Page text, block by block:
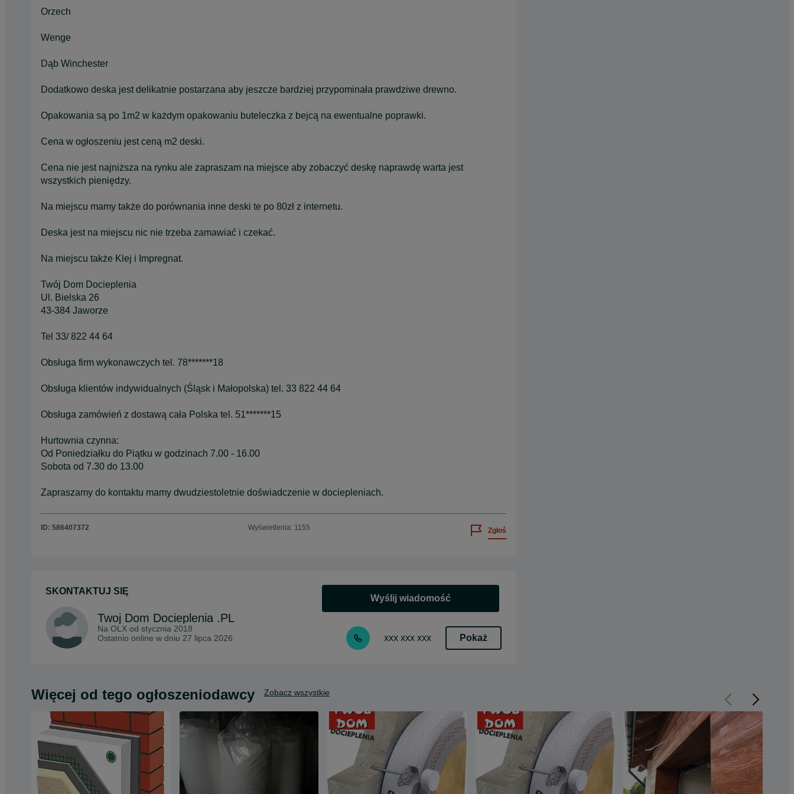
Orzech
Wenge
Dąb Winchester
Dodatkowo deska jest delikatnie postarzana aby jeszcze bardziej przypominała prawdziwe drewno.
Opakowania są po 1m2 w każdym opakowaniu buteleczka z bejcą na ewentualne poprawki.
Cena w ogłoszeniu jest ceną m2 deski.
Cena nie jest najniższa na rynku ale zapraszam na miejsce aby zobaczyć deskę naprawdę warta jest
wszystkich pieniędzy.
Na miejscu mamy także do porównania inne deski te po 80zł z internetu.
Deska jest na miejscu nic nie trzeba zamawiać i czekać.
Na miejscu także Klej i Impregnat.
Twój Dom Docieplenia
Ul. Bielska 26
43-384 Jaworze
Tel 33/ 822 44 64
Obsługa firm wykonawczych tel. 78*******18
Obsługa klientów indywidualnych (Śląsk i Małopolska) tel. 33 822 44 64
Obsługa zamówień z dostawą cała Polska tel. 51*******15
Hurtownia czynna:
Od Poniedziałku do Piątku w godzinach 7.00 - 16.00
Sobota od 7.30 do 13.00
Zapraszamy do kontaktu mamy dwudziestoletnie doświadczenie w dociepleniach.
ID: 586407372 Wyświetlenia: 1155 Zgłoś
SKONTAKTUJ SIĘ
Twoj Dom Docieplenia .PL
Na OLX od stycznia 2018
Ostatnio online w dniu 27 lipca 2026
Wyślij wiadomość
xxx xxx xxx Pokaż
Więcej od tego ogłoszeniodawcy Zobacz wszystkie